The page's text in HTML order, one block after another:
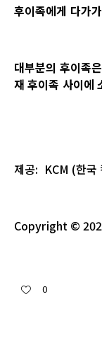
후이족에게 다가
대부분의 후이족
재 후이족 사이에
제공: KCM (한국
Copyright ©
0